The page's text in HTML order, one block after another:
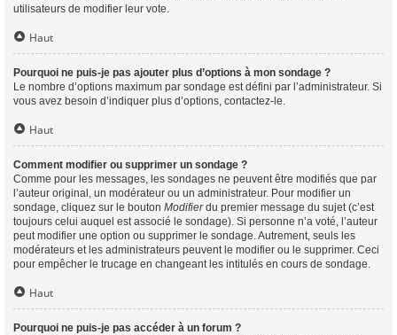
utilisateurs de modifier leur vote.
Haut
Pourquoi ne puis-je pas ajouter plus d’options à mon sondage ?
Le nombre d’options maximum par sondage est défini par l’administrateur. Si
vous avez besoin d’indiquer plus d’options, contactez-le.
Haut
Comment modifier ou supprimer un sondage ?
Comme pour les messages, les sondages ne peuvent être modifiés que par
l’auteur original, un modérateur ou un administrateur. Pour modifier un
sondage, cliquez sur le bouton Modifierdu premier message du sujet (c’est
toujours celui auquel est associé le sondage). Si personne n’a voté, l’auteur
peut modifier une option ou supprimer le sondage. Autrement, seuls les
modérateurs et les administrateurs peuvent le modifier ou le supprimer. Ceci
pour empêcher le trucage en changeant les intitulés en cours de sondage.
Haut
Pourquoi ne puis-je pas accéder à un forum ?